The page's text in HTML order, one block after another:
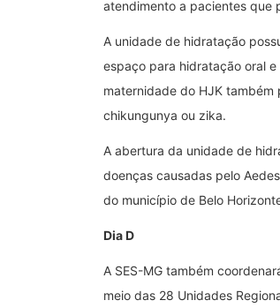
atendimento a pacientes que
A unidade de hidratação
espaço para hidratação oral
maternidade do HJK também
chikungunya ou zika.
A abertura da unidade de
doenças causadas pelo
do município de Belo
Dia D
A SES-MG também
meio das 28 Unidades